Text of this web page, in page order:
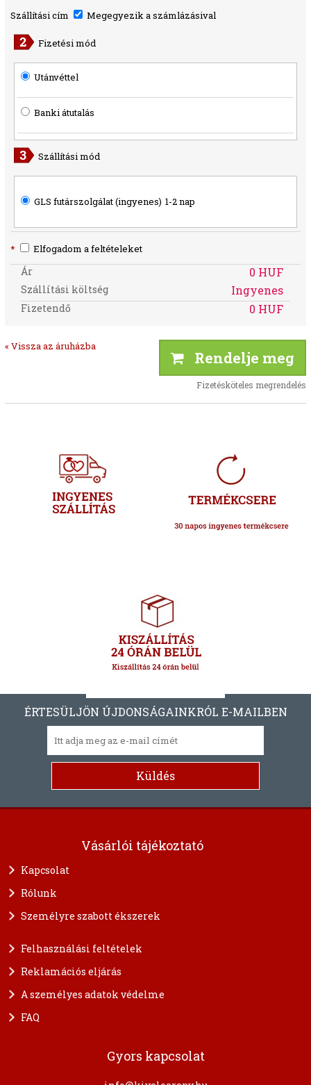
Szállítási cím
Megegyezik a számlázásival
Fizetési mód
Utánvéttel
Banki átutalás
Szállítási mód
GLS futárszolgálat (ingyenes) 1-2 nap
* Elfogadom a feltételeket
Ár 0 HUF
Szállítási költség Ingyenes
Fizetendő 0 HUF
« Vissza az áruházba
Rendelje meg
Fizetésköteles megrendelés
ÉRTESÜLJÖN ÚJDONSÁGAINKRÓL E-MAILBEN
Vásárlói tájékoztató
Kapcsolat
Rólunk
Személyre szabott ékszerek
Felhasználási feltételek
Reklamációs eljárás
A személyes adatok védelme
FAQ
Gyors kapcsolat